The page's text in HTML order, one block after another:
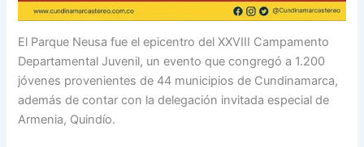
El Parque Neusa fue el epicentro del XXVIII Campamento
Departamental Juvenil, un evento que congregó a 1.200
jóvenes provenientes de 44 municipios de Cundinamarca,
además de contar con la delegación invitada especial de
Armenia, Quindío.